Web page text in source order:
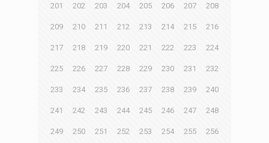
201 202 203 204 205 206 207 208
209 210 211 212 213 214 215 216
217 218 219 220 221 222 223 224
225 226 227 228 229 230 231 232
233 234 235 236 237 238 239 240
241 242 243 244 245 246 247 248
249 250 251 252 253 254 255 256